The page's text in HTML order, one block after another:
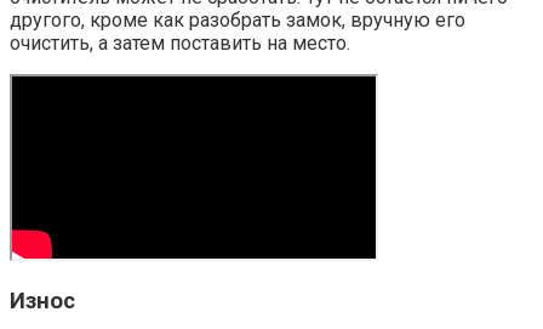
другого, кроме как разобрать замок, вручную его
очистить, а затем поставить на место.
Износ